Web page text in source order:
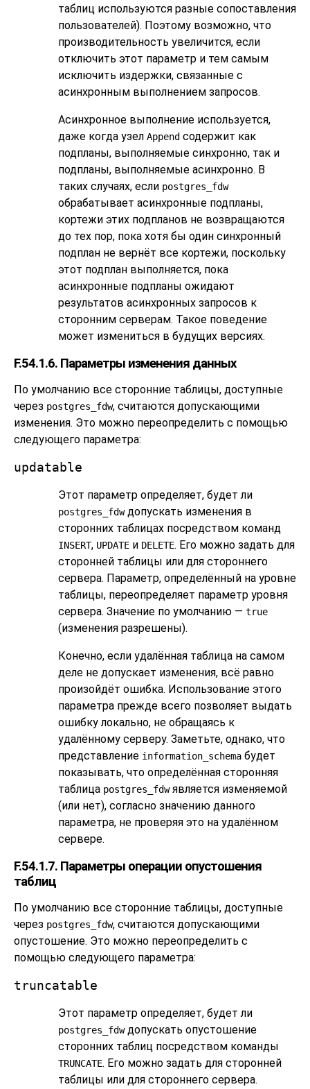
таблиц используются разные сопоставления
пользователей). Поэтому возможно, что
производительность увеличится, если
отключить этот параметр и тем самым
исключить издержки, связанные с
асинхронным выполнением запросов.
Асинхронное выполнение используется,
даже когда узел Append содержит как
подпланы, выполняемые синхронно, так и
подпланы, выполняемые асинхронно. В
таких случаях, если postgres_fdw
обрабатывает асинхронные подпланы,
кортежи этих подпланов не возвращаются
до тех пор, пока хотя бы один синхронный
подплан не вернёт все кортежи, поскольку
этот подплан выполняется, пока
асинхронные подпланы ожидают
результатов асинхронных запросов к
сторонним серверам. Такое поведение
может измениться в будущих версиях.
F.54.1.6. Параметры изменения данных
По умолчанию все сторонние таблицы, доступные
через postgres_fdw, считаются допускающими
изменения. Это можно переопределить с помощью
следующего параметра:
updatable
Этот параметр определяет, будет ли
postgres_fdwдопускать изменения в
сторонних таблицах посредством команд
INSERT, UPDATE и DELETE. Его можно задать для
сторонней таблицы или для стороннего
сервера. Параметр, определённый на уровне
таблицы, переопределяет параметр уровня
сервера. Значение по умолчанию — true
(изменения разрешены).
Конечно, если удалённая таблица на самом
деле не допускает изменения, всё равно
произойдёт ошибка. Использование этого
параметра прежде всего позволяет выдать
ошибку локально, не обращаясь к
удалённому серверу. Заметьте, однако, что
представление information_schema будет
показывать, что определённая сторонняя
таблица postgres_fdwявляется изменяемой
(или нет), согласно значению данного
параметра, не проверяя это на удалённом
сервере.
F.54.1.7. Параметры операции опустошения
таблиц
По умолчанию все сторонние таблицы, доступные
через postgres_fdw, считаются допускающими
опустошение. Это можно переопределить с
помощью следующего параметра:
truncatable
Этот параметр определяет, будет ли
postgres_fdwдопускать опустошение
сторонних таблиц посредством команды
TRUNCATE. Его можно задать для сторонней
таблицы или для стороннего сервера.